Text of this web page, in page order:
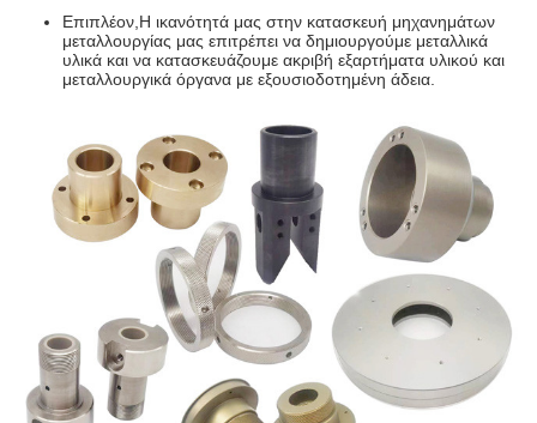
Επιπλέον,Η ικανότητά μας στην κατασκευή μηχανημάτων
μεταλλουργίας μας επιτρέπει να δημιουργούμε μεταλλικά
υλικά και να κατασκευάζουμε ακριβή εξαρτήματα υλικού και
μεταλλουργικά όργανα με εξουσιοδοτημένη άδεια.